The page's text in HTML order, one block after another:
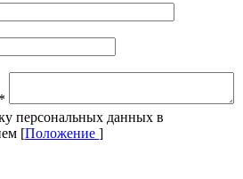
*
персональных данных в
[Положение ]